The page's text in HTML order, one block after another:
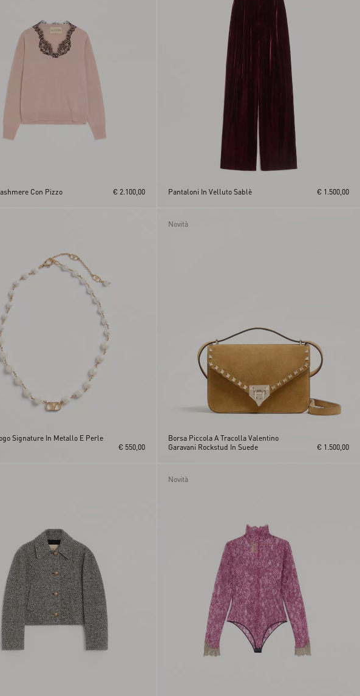
Con Pizzo € 2.100,00 Pantaloni In Velluto Sablè € 1.500,00
Signature In Metallo E Perle
€ 550,00
Novità
Borsa Piccola A Tracolla Valentino
Garavani Rockstud In Suede
€ 1.500,00
Novità